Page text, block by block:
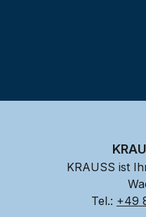
KRAUSS ist
Tel.: +49